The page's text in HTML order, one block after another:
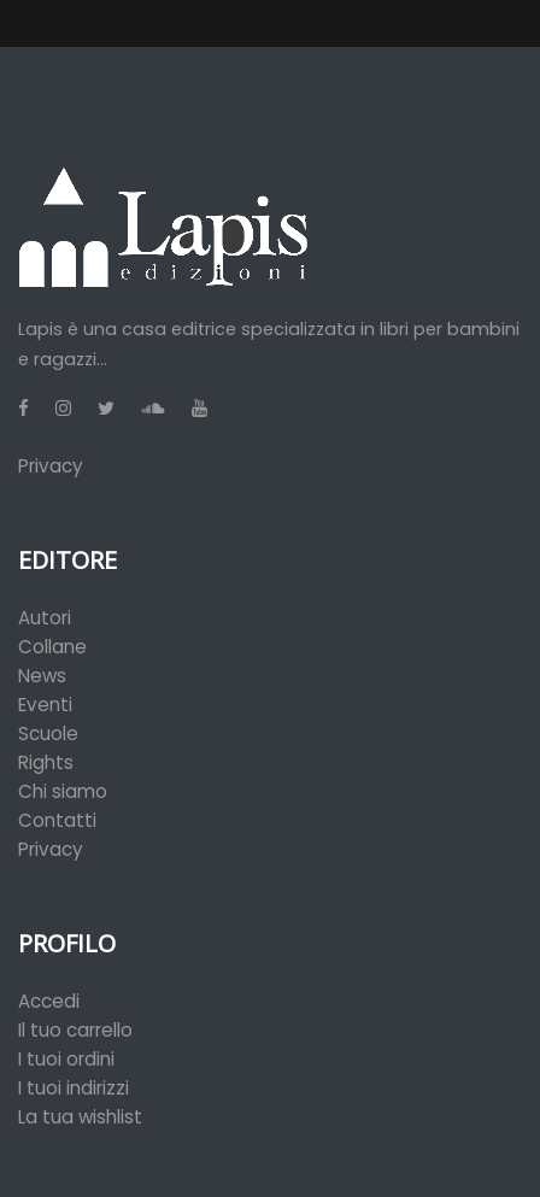
Lapis è una casa editrice specializzata in libri per bambini
e ragazzi...
Privacy
EDITORE
Autori
Collane
News
Eventi
Scuole
Rights
Chi siamo
Contatti
Privacy
PROFILO
Accedi
Il tuo carrello
I tuoi ordini
I tuoi indirizzi
La tua wishlist